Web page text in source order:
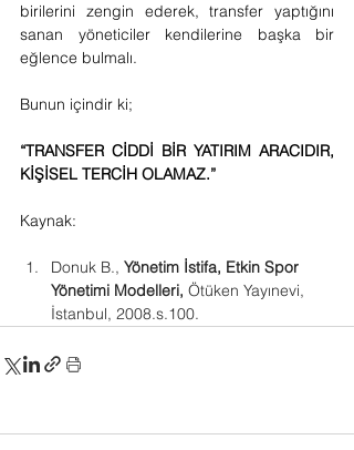
birilerini zengin ederek, transfer yaptığını
sanan yöneticiler kendilerine başka bir
eğlence bulmalı.
Bunun içindir ki;
“TRANSFER CİDDİ BİR YATIRIM ARACIDIR,
KİŞİSEL TERCİH OLAMAZ.”
Kaynak:
Donuk B., Yönetim İstifa, Etkin Spor
Yönetimi Modelleri, Ötüken Yayınevi,
İstanbul, 2008.s.100.